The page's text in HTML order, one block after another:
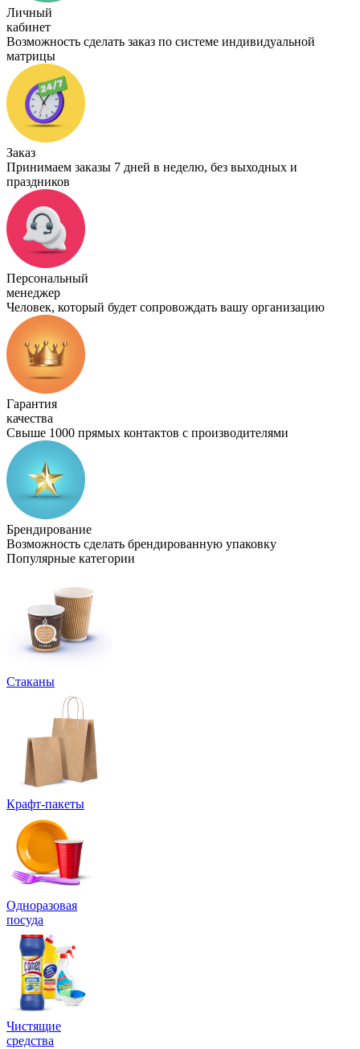
Личный
кабинет
Возможность сделать заказ по системе индивидуальной
матрицы
Заказ
Принимаем заказы 7 дней в неделю, без выходных и
праздников
Персональный
менеджер
Человек, который будет сопровождать вашу организацию
Гарантия
качества
Свыше 1000 прямых контактов с производителями
Брендирование
Возможность сделать брендированную упаковку
Популярные категории
Стаканы
Крафт-пакеты
Одноразовая
посуда
Чистящие
средства